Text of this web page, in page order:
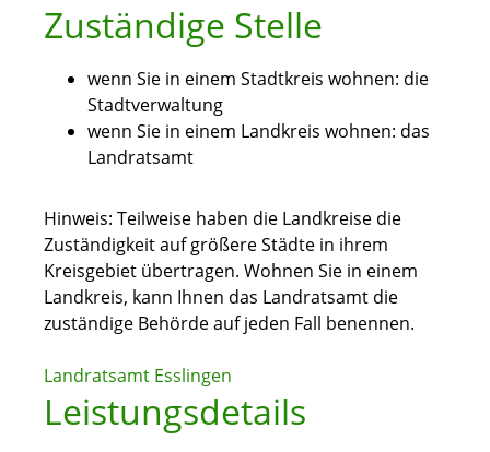
Zuständige Stelle
wenn Sie in einem Stadtkreis wohnen: die
Stadtverwaltung
wenn Sie in einem Landkreis wohnen: das
Landratsamt
Hinweis: Teilweise haben die Landkreise die
Zuständigkeit auf größere Städte in ihrem
Kreisgebiet übertragen. Wohnen Sie in einem
Landkreis, kann Ihnen das Landratsamt die
zuständige Behörde auf jeden Fall benennen.
Landratsamt Esslingen
Leistungsdetails